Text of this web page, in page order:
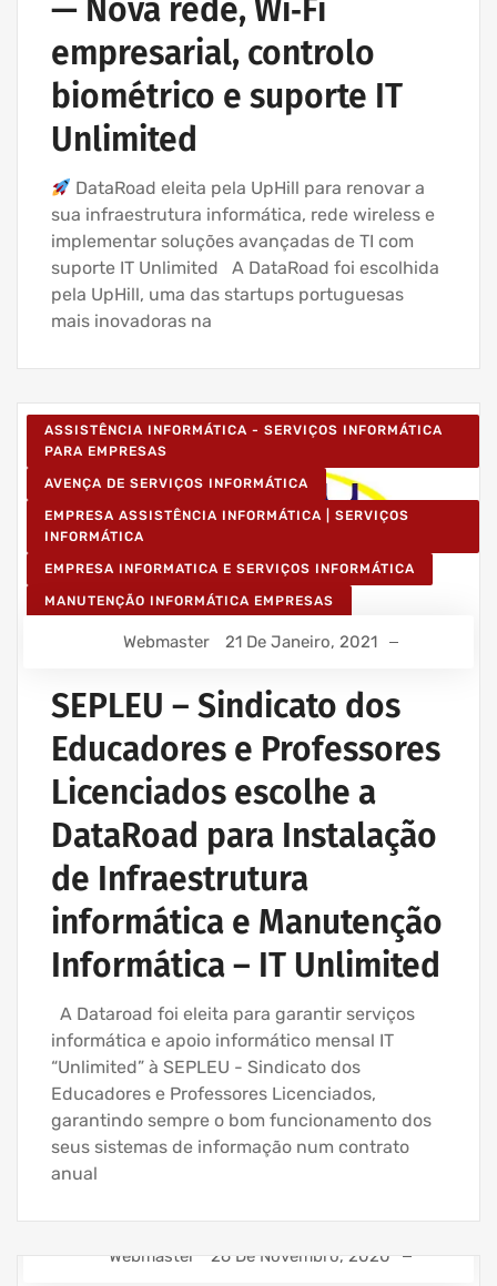
— Nova rede, Wi‑Fi
empresarial, controlo
biométrico e suporte IT
Unlimited
DataRoad eleita pela UpHill para renovar a
sua infraestrutura informática, rede wireless e
implementar soluções avançadas de TI com
suporte IT Unlimited A DataRoad foi escolhida
pela UpHill, uma das startups portuguesas
mais inovadoras na
ASSISTÊNCIA INFORMÁTICA - SERVIÇOS INFORMÁTICA
PARA EMPRESAS
AVENÇA DE SERVIÇOS INFORMÁTICA
EMPRESA ASSISTÊNCIA INFORMÁTICA | SERVIÇOS
INFORMÁTICA
EMPRESA INFORMATICA E SERVIÇOS INFORMÁTICA
MANUTENÇÃO INFORMÁTICA EMPRESAS
Webmaster 21 De Janeiro, 2021
SEPLEU – Sindicato dos
Educadores e Professores
Licenciados escolhe a
DataRoad para Instalação
de Infraestrutura
informática e Manutenção
Informática – IT Unlimited
A Dataroad foi eleita para garantir serviços
informática e apoio informático mensal IT
“Unlimited” à SEPLEU - Sindicato dos
Educadores e Professores Licenciados,
garantindo sempre o bom funcionamento dos
seus sistemas de informação num contrato
anual
Webmaster 26 De Novembro, 2020